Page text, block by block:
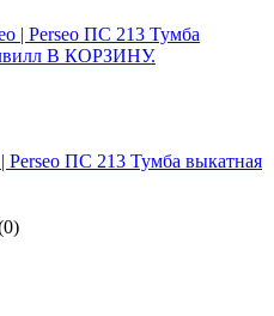
Perseo ПС 213 Тумба выкатная